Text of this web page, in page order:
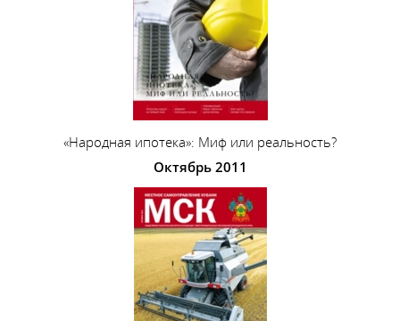
«Народная ипотека»: Миф или реальность?
Октябрь 2011